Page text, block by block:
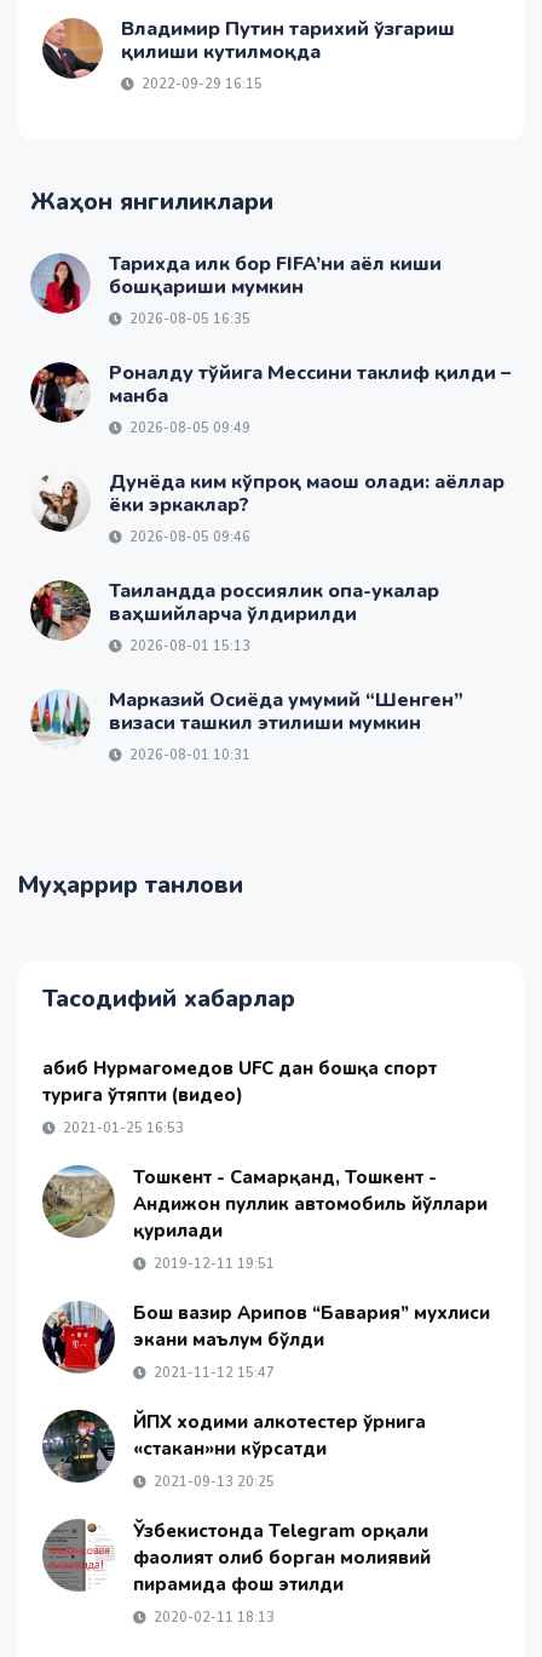
Владимир Путин тарихий ўзгариш
қилиши кутилмоқда
2022-09-29 16:15
Жаҳон янгиликлари
Тарихда илк бор FIFA’ни аёл киши
бошқариши мумкин
2026-08-05 16:35
Роналду тўйига Мессини таклиф қилди –
манба
2026-08-05 09:49
Дунёда ким кўпроқ маош олади: аёллар
ёки эркаклар?
2026-08-05 09:46
Таиландда россиялик опа-укалар
ваҳшийларча ўлдирилди
2026-08-01 15:13
Марказий Осиёда умумий “Шенген”
визаси ташкил этилиши мумкин
2026-08-01 10:31
Муҳаррир танлови
Тасодифий хабарлар
Ҳабиб Нурмагомедов UFC дан бошқа спорт
турига ўтяпти (видео)
2021-01-25 16:53
Тошкент - Самарқанд, Тошкент -
Андижон пуллик автомобиль йўллари
қурилади
2019-12-11 19:51
Бош вазир Арипов “Бавария” мухлиси
экани маълум бўлди
2021-11-12 15:47
ЙПХ ходими алкотестер ўрнига
«стакан»ни кўрсатди
2021-09-13 20:25
Ўзбекистонда Telegram орқали
фаолият олиб борган молиявий
пирамида фош этилди
2020-02-11 18:13